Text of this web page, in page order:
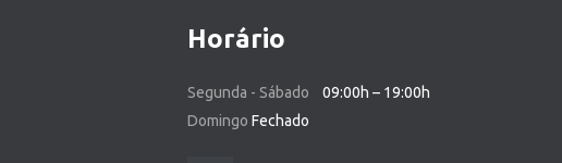
Horário
Segunda - Sábado 09:00h – 19:00h
Domingo Fechado